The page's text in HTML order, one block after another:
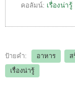
คอลัมน์: เรื่องน่ารู้
ป้ายคำ: อาหาร
ส
เรื่องน่ารู้